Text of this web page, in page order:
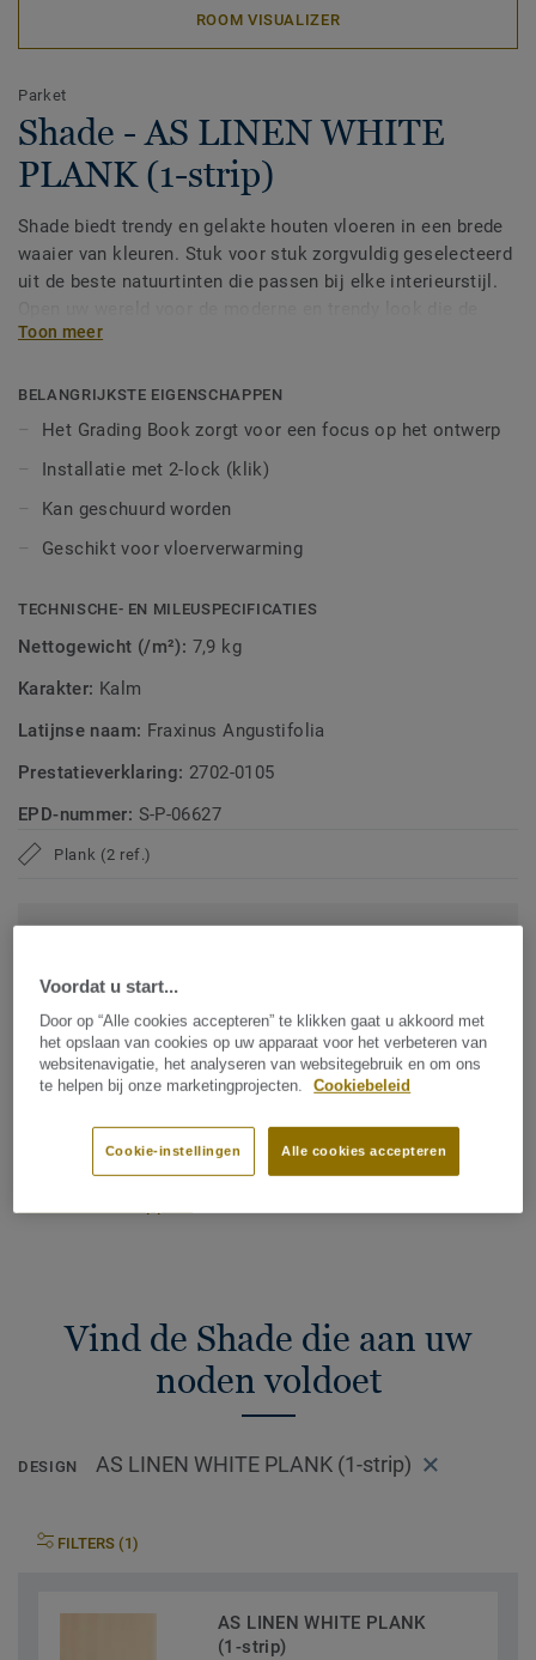
ROOM VISUALIZER
Parket
Shade - AS LINEN WHITE
PLANK (1-strip)
Shade biedt trendy en gelakte houten vloeren in een brede
waaier van kleuren. Stuk voor stuk zorgvuldig geselecteerd
uit de beste natuurtinten die passen bij elke interieurstijl.
natuur zelf voor u heeft voorzien.
Toon meer
BELANGRIJKSTE EIGENSCHAPPEN
Het Grading Book zorgt voor een focus op het ontwerp
Installatie met 2-lock (klik)
Kan geschuurd worden
Geschikt voor vloerverwarming
TECHNISCHE- EN MILEUSPECIFICATIES
Nettogewicht (/m²): 7,9 kg
Karakter: Kalm
Latijnse naam: Fraxinus Angustifolia
Prestatieverklaring: 2702-0105
EPD-nummer: S-P-06627
Plank (2 ref.)
Voeg toe aan vergelijker
Vind de Shade die aan uw
noden voldoet
DESIGN AS LINEN WHITE PLANK (1-strip)
FILTERS (1)
AS LINEN WHITE PLANK
(1-strip)
Voordat u start...
Door op “Alle cookies accepteren” te klikken gaat u akkoord met
het opslaan van cookies op uw apparaat voor het verbeteren van
websitenavigatie, het analyseren van websitegebruik en om ons
te helpen bij onze marketingprojecten.
Cookiebeleid
Alle cookies accepteren
Cookie-instellingen